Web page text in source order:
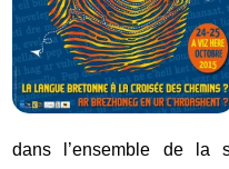
dans l’ensemble de la